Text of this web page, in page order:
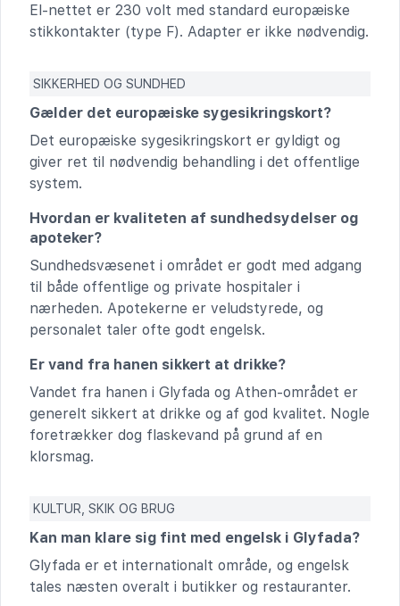
El-nettet er 230 volt med standard europæiske
stikkontakter (type F). Adapter er ikke nødvendig.
SIKKERHED OG SUNDHED
Gælder det europæiske sygesikringskort?
Det europæiske sygesikringskort er gyldigt og
giver ret til nødvendig behandling i det offentlige
system.
Hvordan er kvaliteten af sundhedsydelser og
apoteker?
Sundhedsvæsenet i området er godt med adgang
til både offentlige og private hospitaler i
nærheden. Apotekerne er veludstyrede, og
personalet taler ofte godt engelsk.
Er vand fra hanen sikkert at drikke?
Vandet fra hanen i Glyfada og Athen-området er
generelt sikkert at drikke og af god kvalitet. Nogle
foretrækker dog flaskevand på grund af en
klorsmag.
KULTUR, SKIK OG BRUG
Kan man klare sig fint med engelsk i Glyfada?
Glyfada er et internationalt område, og engelsk
tales næsten overalt i butikker og restauranter.